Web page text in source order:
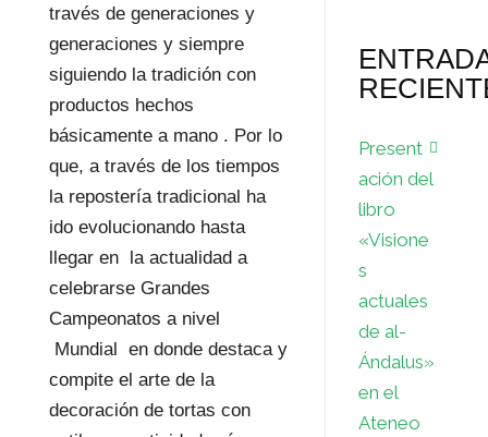
través de generaciones y
generaciones y siempre
siguiendo la tradición con
productos hechos
básicamente a mano . Por lo
que, a través de los tiempos
la repostería tradicional ha
ido evolucionando hasta
llegar en la actualidad a
celebrarse Grandes
Campeonatos a nivel
Mundial en donde destaca y
compite el arte de la
decoración de tortas con
Present
ación del
libro
«Visione
s
actuales
de al-
Ándalus»
en el
Ateneo